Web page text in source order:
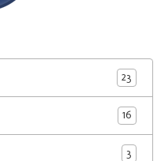
23
16
3